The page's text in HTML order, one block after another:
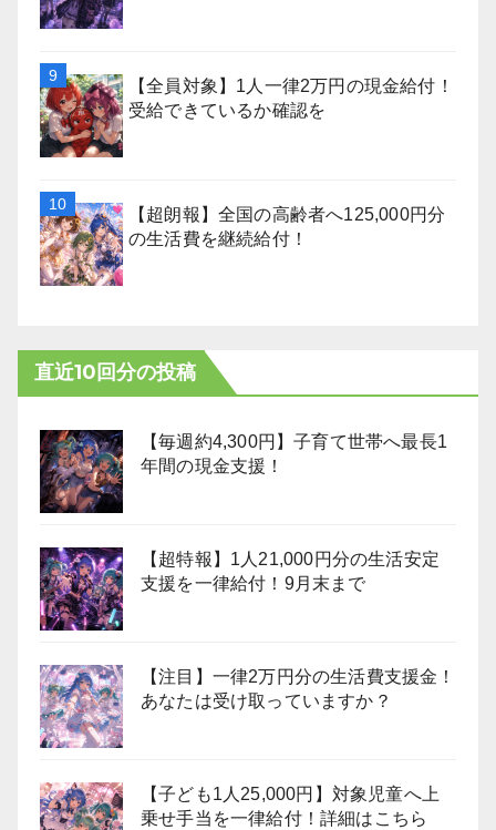
【全員対象】1人一律2万円の現金給付！
受給できているか確認を
【超朗報】全国の高齢者へ125,000円分
の生活費を継続給付！
直近10回分の投稿
【毎週約4,300円】子育て世帯へ最長1
年間の現金支援！
【超特報】1人21,000円分の生活安定
支援を一律給付！9月末まで
【注目】一律2万円分の生活費支援金！
あなたは受け取っていますか？
【子ども1人25,000円】対象児童へ上
乗せ手当を一律給付！詳細はこちら